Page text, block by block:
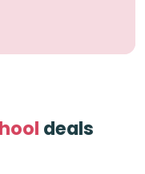
deals